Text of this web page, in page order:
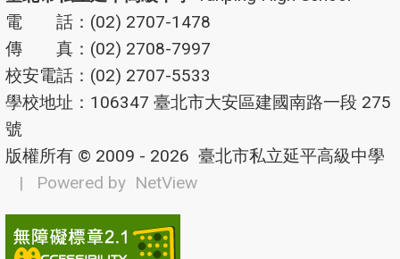
電 話：(02) 2707-1478
傳 真：(02) 2708-7997
校安電話：(02) 2707-5533
學校地址：106347 臺北市大安區建國南路一段 275
號
版權所有 © 2009 - 2026 臺北市私立延平高級中學
| Powered by NetView